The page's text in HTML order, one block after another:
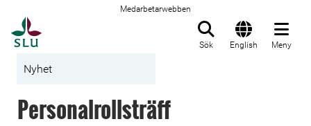
Medarbetarwebben
Sök English Meny
Nyhet
Personalrollsträff